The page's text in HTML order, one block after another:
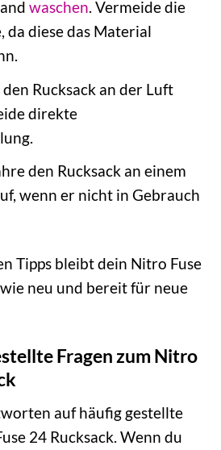
waschen. Vermeide die
da diese das Material
den Rucksack an der Luft
direkte
den Rucksack an einem
wenn er nicht in Gebrauch
Tipps bleibt dein Nitro Fuse
neu und bereit für neue
Fragen zum Nitro
auf häufig gestellte
24 Rucksack. Wenn du